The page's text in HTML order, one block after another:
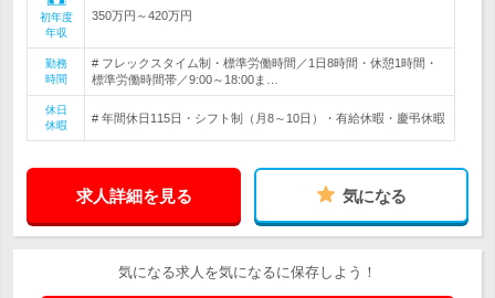
初年度
年収
350万円～420万円
勤務
時間
# フレックスタイム制・標準労働時間／1日8時間・休憩1時間・
標準労働時間帯／9:00～18:00ま…
休日
休暇
# 年間休日115日・シフト制（月8～10日）・有給休暇・慶弔休暇
求人詳細を見る 気になる
気になる求人を気になるに保存しよう！